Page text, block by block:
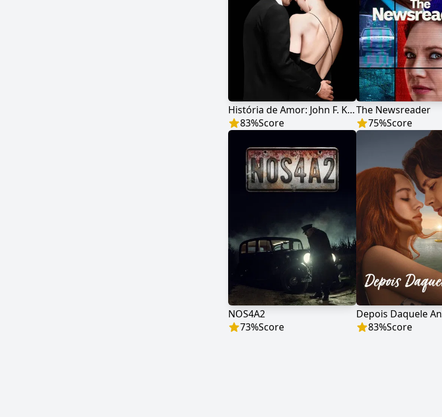
História de Amor: John F. Kennedy Jr. e Carolyn Bessette
83%Score
The Newsreader
75%Score
NOS4A2
73%Score
Depois Daquele
83%Score